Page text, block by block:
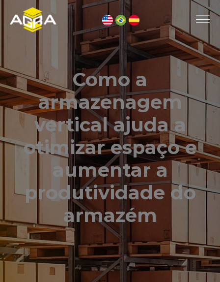
Como a
armazenagem
vertical ajuda a
otimizar espaço e
aumentar a
produtividade do
armazém